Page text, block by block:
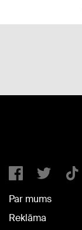
Par mums
Reklāma